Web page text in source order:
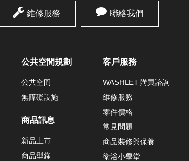
維修服務 聯絡我們
公共空間規劃
公共空間
無障礙設施
商品訊息
新品上市
商品型錄
客戶服務
WASHLET 購買諮詢
維修服務
零件價格
常見問題
商品裝修與保養
衛浴小學堂